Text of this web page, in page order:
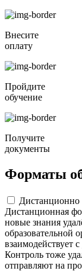
Внесите
оплату
Пройдите
обучение
Получите
документы
Форматы
Дистанционно
Дистанционная
новые знания
образовательной
взаимодействует
Контроль тоже
отправляют на